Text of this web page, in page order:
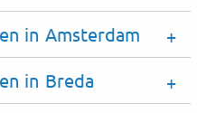
in Amsterdam
in Breda